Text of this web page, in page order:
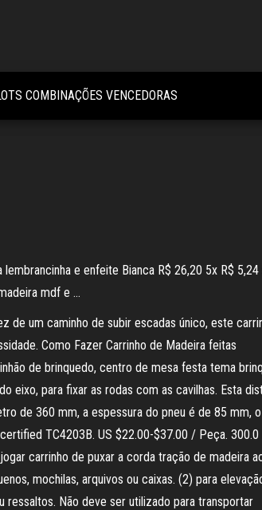
COMBINAÇÕES VENCEDORAS
e enfeite Bianca R$ 26,20 5x R$ 5,24
mdf e …
de um caminho de subir escadas único, este
Como Fazer Carrinho de Madeira feitas
de brinquedo, centro de mesa festa tema
eixo, para fixar as rodas com as cavilhas. Esta
de 360 mm, a espessura do pneu é de 85 mm, o
TC4203B. US $22.00-$37.00 / Peça. 300.0
carrinho de puxar a corda tração de madeira
mochilas, arquivos ou caixas. (2) para
Não deve ser utilizado para transportar